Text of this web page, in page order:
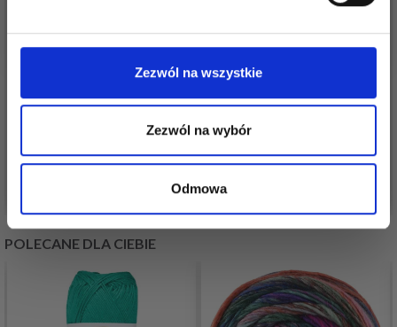
Zezwól na wszystkie
Zezwól na wybór
Odmowa
BROKATEM,
CZERWONE, 12 MM, 10
SZT
7,35 zł12,30 zł
31/08/2026
BROKATEM, CZARNE,
12 MM, 10 SZT
7,35 zł12,30 zł
Okazja
POLECANE DLA CIEBIE